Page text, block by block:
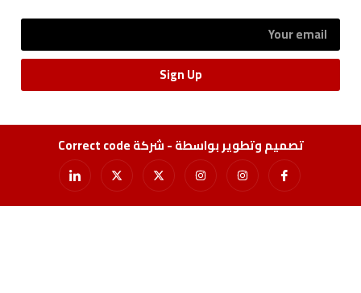
Sign Up
تصميم وتطوير بواسطة - شركة Correct code